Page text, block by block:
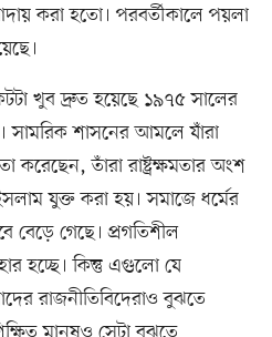
করা হতো। পরবর্তীকালে পয়লা
খুব দ্রুত হয়েছে ১৯৭৫ সালের
শাসনের আমলে যাঁরা
করেছেন, তাঁরা রাষ্ট্রক্ষমতার অংশ
ইসলাম যুক্ত করা হয়। সমাজে ধর্মের
বেড়ে গেছে। প্রগতিশীল
হচ্ছে। কিন্তু এগুলো যে
রাজনীতিবিদেরাও বুঝতে